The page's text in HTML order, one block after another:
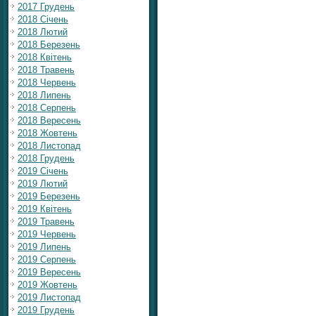
2017 Грудень
2018 Січень
2018 Лютий
2018 Березень
2018 Квітень
2018 Травень
2018 Червень
2018 Липень
2018 Серпень
2018 Вересень
2018 Жовтень
2018 Листопад
2018 Грудень
2019 Січень
2019 Лютий
2019 Березень
2019 Квітень
2019 Травень
2019 Червень
2019 Липень
2019 Серпень
2019 Вересень
2019 Жовтень
2019 Листопад
2019 Грудень